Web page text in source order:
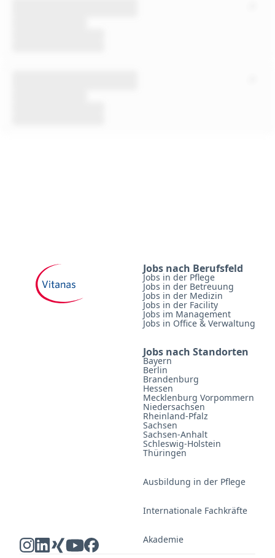
Jobs nach Berufsfeld
Jobs in der Pflege
Jobs in der Betreuung
Jobs in der Medizin
Jobs in der Facility
Jobs im Management
Jobs in Office & Verwaltung
Jobs nach Standorten
Bayern
Berlin
Brandenburg
Hessen
Mecklenburg Vorpommern
Niedersachsen
Rheinland-Pfalz
Sachsen
Sachsen-Anhalt
Schleswig-Holstein
Thüringen
Ausbildung in der Pflege
Internationale Fachkräfte
Akademie